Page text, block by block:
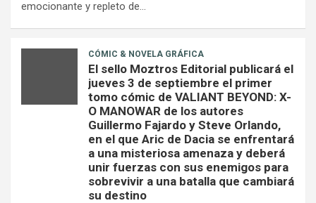
emocionante y repleto de…
CÓMIC & NOVELA GRÁFICA
El sello Moztros Editorial publicará el
jueves 3 de septiembre el primer
tomo cómic de VALIANT BEYOND: X-
O MANOWAR de los autores
Guillermo Fajardo y Steve Orlando,
en el que Aric de Dacia se enfrentará
a una misteriosa amenaza y deberá
unir fuerzas con sus enemigos para
sobrevivir a una batalla que cambiará
su destino